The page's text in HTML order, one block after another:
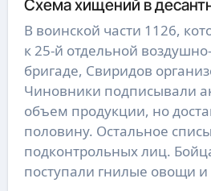
Схема хищений в
В воинской части 1126,
к 25-й отдельной
бригаде, Свиридов
Чиновники подписывали
объем продукции, но
половину. Остальное
подконтрольных лиц.
поступали гнилые овощи и